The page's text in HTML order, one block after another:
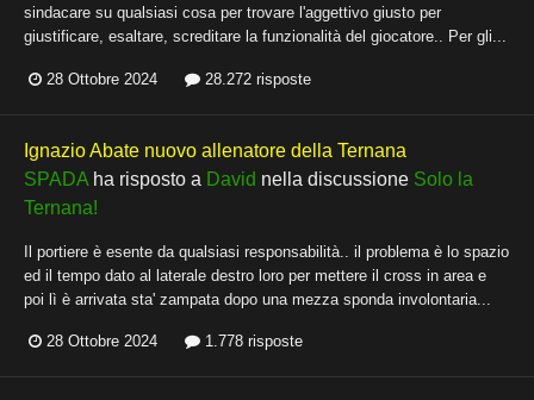
sindacare su qualsiasi cosa per trovare l'aggettivo giusto per
giustificare, esaltare, screditare la funzionalità del giocatore.. Per gli...
28 Ottobre 2024 28.272 risposte
Ignazio Abate nuovo allenatore della Ternana
SPADA ha risposto a David nella discussione Solo la
Ternana!
Il portiere è esente da qualsiasi responsabilità.. il problema è lo spazio
ed il tempo dato al laterale destro loro per mettere il cross in area e
poi lì è arrivata sta' zampata dopo una mezza sponda involontaria...
28 Ottobre 2024 1.778 risposte